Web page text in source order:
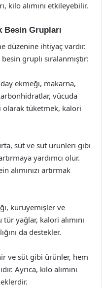
kilo alımını etkileyebilir.
Besin Grupları
düzenine ihtiyaç vardır.
gruplı sıralanmıştır:
ekmeği, makarna,
vücuda
olarak tüketmek, kalori
süt ve süt ürünleri gibi
yardımcı olur.
alımınızı artırmak
kuruyemişler ve
yağlar, kalori alımını
da destekler.
ve süt gibi ürünler, hem
Ayrıca, kilo alımını